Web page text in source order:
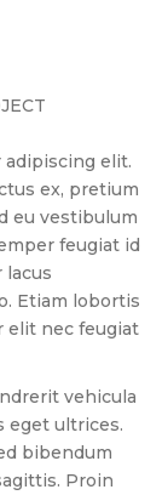
elit.
ex, pretium
eu vestibulum
feugiat id
lacus
Etiam lobortis
elit nec feugiat
vehicula
eget ultrices.
bibendum
Proin